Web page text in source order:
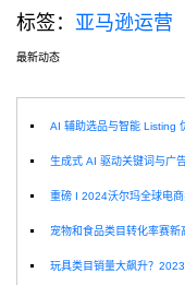
标签： 亚马逊运营
最新动态
AI 辅助选品与智能 Listing
重磅 I 2024沃尔玛全球电
玩具类目销量大飙升？